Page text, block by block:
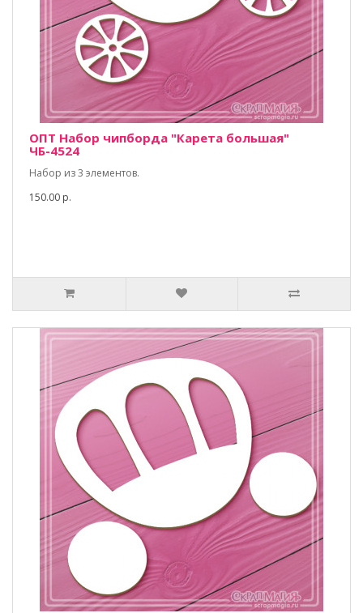
ОПТ Набор чипборда "Карета большая"
ЧБ-4524
Набор из 3 элементов.
150.00 р.